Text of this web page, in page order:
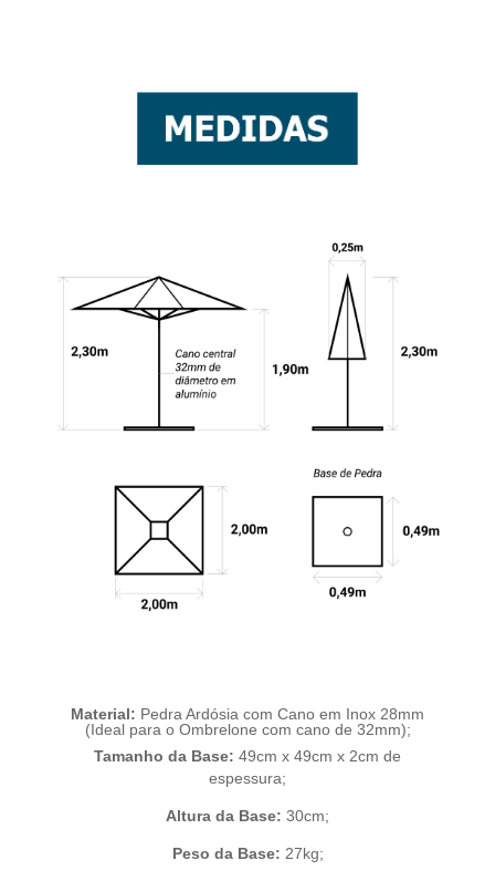
Material: Pedra Ardósia com Cano em Inox 28mm
(Ideal para o Ombrelone com cano de 32mm);
Tamanho da Base: 49cm x 49cm x 2cm de
espessura;
Altura da Base: 30cm;
Peso da Base: 27kg;